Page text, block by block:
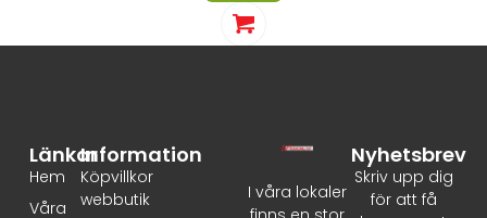
I våra lokaler
Information
Köpvillkor
webbutik
Länkar
Hem
Våra
Nyhetsbrev
Skriv upp dig
för att få